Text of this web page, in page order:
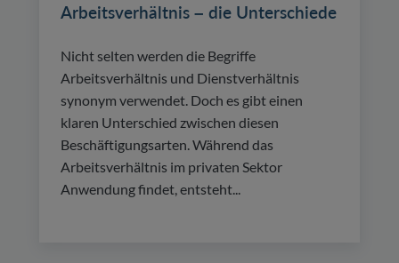
Arbeitsverhältnis – die Unterschiede
Nicht selten werden die Begriffe
Arbeitsverhältnis und Dienstverhältnis
synonym verwendet. Doch es gibt einen
klaren Unterschied zwischen diesen
Beschäftigungsarten. Während das
Arbeitsverhältnis im privaten Sektor
Anwendung findet, entsteht...